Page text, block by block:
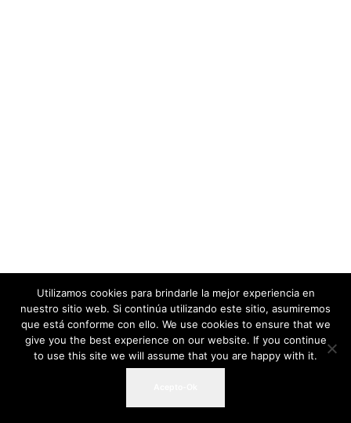
Utilizamos cookies para brindarle la mejor experiencia en
nuestro sitio web. Si continúa utilizando este sitio, asumiremos
que está conforme con ello. We use cookies to ensure that we
give you the best experience on our website. If you continue
to use this site we will assume that you are happy with it.